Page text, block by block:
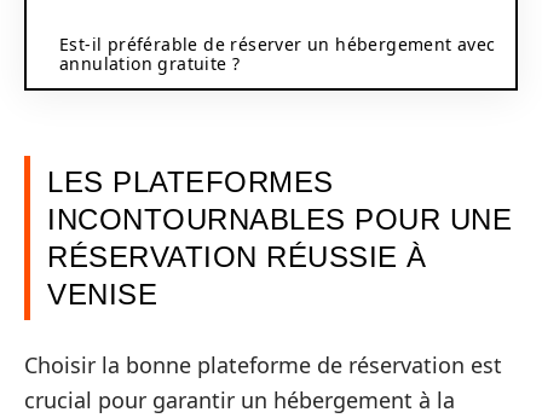
Est-il préférable de réserver un hébergement avec
annulation gratuite ?
LES PLATEFORMES
INCONTOURNABLES POUR UNE
RÉSERVATION RÉUSSIE À
VENISE
Choisir la bonne plateforme de réservation est
crucial pour garantir un hébergement à la